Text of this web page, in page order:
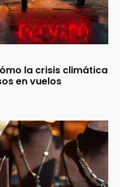
la crisis climática
en vuelos